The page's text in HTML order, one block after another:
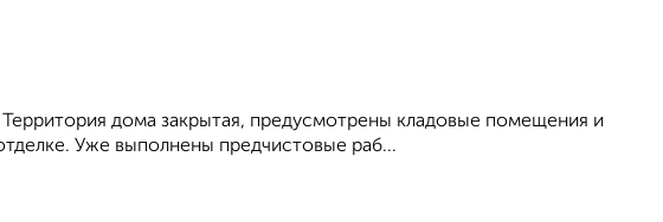
дома закрытая, предусмотрены кладовые помещения и
Уже выполнены предчистовые раб...